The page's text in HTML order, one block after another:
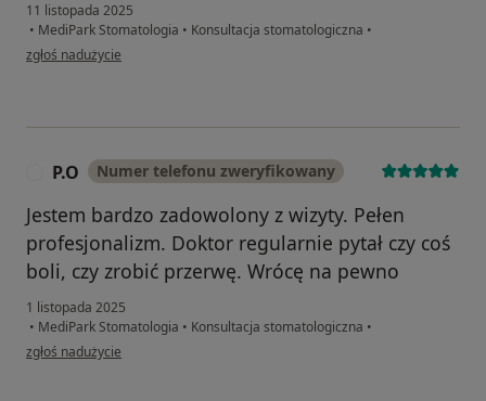
11 listopada 2025
• MediPark Stomatologia • Konsultacja stomatologiczna •
w opinii użytkownika Asia
zgłoś nadużycie
P.O Numer telefonu zweryfikowany
Jestem bardzo zadowolony z wizyty. Pełen
profesjonalizm. Doktor regularnie pytał czy coś
boli, czy zrobić przerwę. Wrócę na pewno
1 listopada 2025
• MediPark Stomatologia • Konsultacja stomatologiczna •
w opinii użytkownika P.O
zgłoś nadużycie